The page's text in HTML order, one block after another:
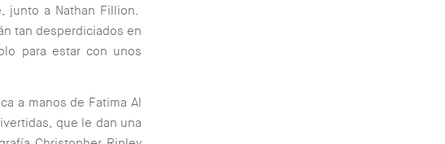
junto a Nathan Fillion.
tan desperdiciados en
para estar con unos
a manos de Fatima Al
que le dan una